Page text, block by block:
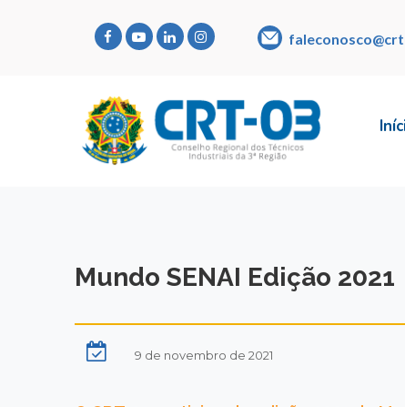
Mundo SENAI Edição 2021
9 de novembro de 2021